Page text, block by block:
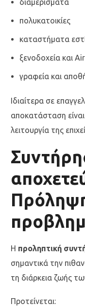
διαμερίσματα
πολυκατοικίες
καταστήματα
ξενοδοχεία και
γραφεία και
Ιδιαίτερα σε
αποκατάσταση
λειτουργία της
Η προληπτική
σημαντικά την
τη διάρκεια ζωής
Προτείνεται: